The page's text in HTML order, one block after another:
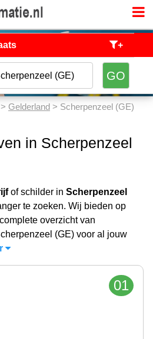
+
> Gelderland > Scherpenzeel (GE)
in Scherpenzeel
of schilder in Scherpenzeel
te zoeken. Wij bieden op
overzicht van
(GE) voor al jouw
01